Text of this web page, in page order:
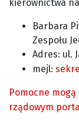
kierownictwa
Barbara
Zespołu
Adres: ul.
mejl:
Pomocne
rządowym